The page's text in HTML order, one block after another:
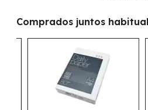
Comprados juntos